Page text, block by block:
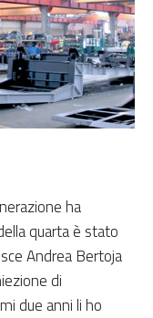
ha
quarta è stato
Andrea Bertoja
di
due anni li ho